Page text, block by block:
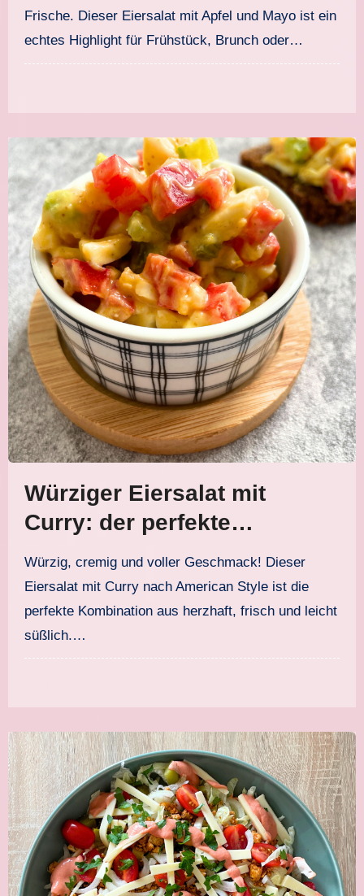
Frische. Dieser Eiersalat mit Apfel und Mayo ist ein
echtes Highlight für Frühstück, Brunch oder…
Würziger Eiersalat mit
Curry: der perfekte
American Style
Würzig, cremig und voller Geschmack! Dieser
Eiersalat mit Curry nach American Style ist die
perfekte Kombination aus herzhaft, frisch und leicht
süßlich.…